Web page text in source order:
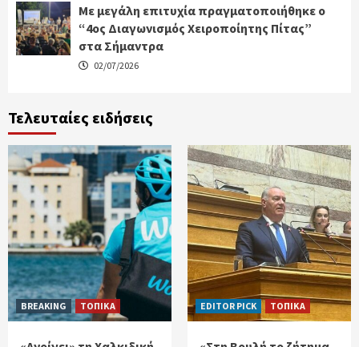
Με μεγάλη επιτυχία πραγματοποιήθηκε ο
“4ος Διαγωνισμός Χειροποίητης Πίτας”
στα Σήμαντρα
02/07/2026
Τελευταίες ειδήσεις
BREAKING ΤΟΠΙΚΑ EDITOR PICK ΤΟΠΙΚΑ